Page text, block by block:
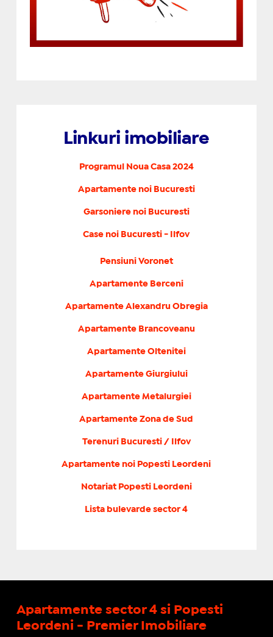
Linkuri imobiliare
Programul Noua Casa 2024
Apartamente noi Bucuresti
Garsoniere noi Bucuresti
Case noi Bucuresti - Ilfov
Pensiuni Voronet
Apartamente Berceni
Apartamente Alexandru Obregia
Apartamente Brancoveanu
Apartamente Oltenitei
Apartamente Giurgiului
Apartamente Metalurgiei
Apartamente Zona de Sud
Terenuri Bucuresti / Ilfov
Apartamente noi Popesti Leordeni
Notariat Popesti Leordeni
Lista bulevarde sector 4
Apartamente sector 4 si Popesti
Leordeni - Premier Imobiliare